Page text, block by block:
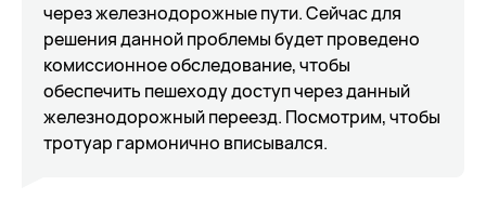
через железнодорожные пути. Сейчас для
решения данной проблемы будет проведено
комиссионное обследование, чтобы
обеспечить пешеходу доступ через данный
железнодорожный переезд. Посмотрим, чтобы
тротуар гармонично вписывался.